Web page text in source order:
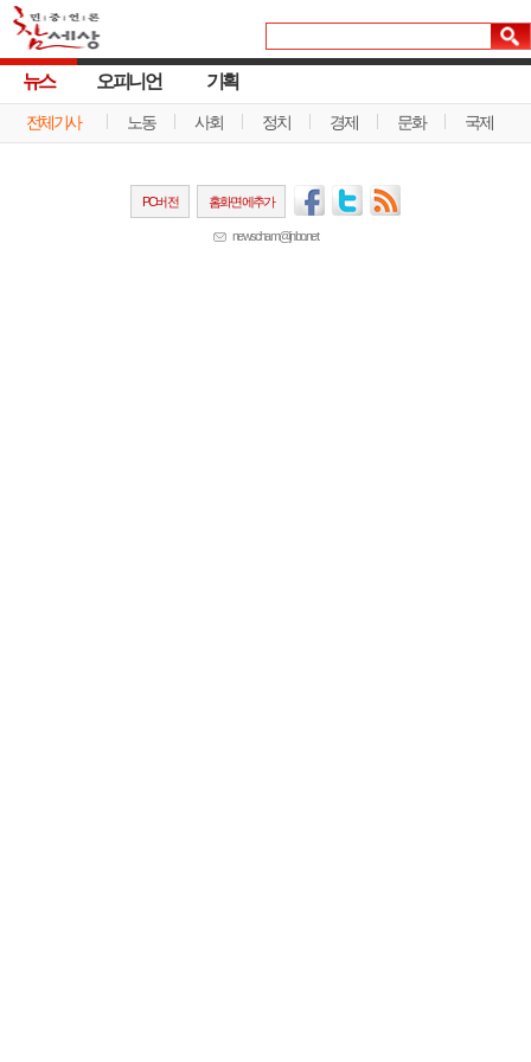
뉴스
전체기사 노동 사회 정치 경제 문화 국제
오피니언 기획
PC버전 홈화면에추가
newscham@jinbo.net